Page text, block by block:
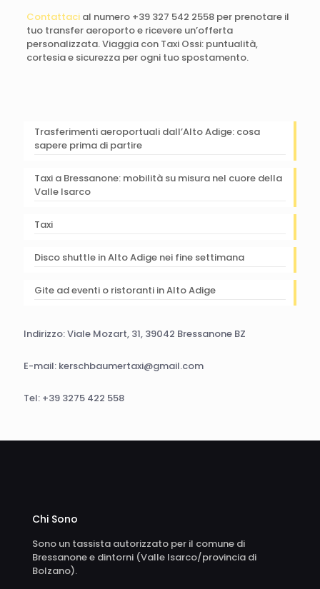
Contattacial numero +39 327 542 2558 per prenotare il
tuo transfer aeroporto e ricevere un’offerta
personalizzata. Viaggia con Taxi Ossi: puntualità,
cortesia e sicurezza per ogni tuo spostamento.
Trasferimenti aeroportuali dall’Alto Adige: cosa
sapere prima di partire
Taxi a Bressanone: mobilità su misura nel cuore della
Valle Isarco
Taxi
Disco shuttle in Alto Adige nei fine settimana
Gite ad eventi o ristoranti in Alto Adige
Indirizzo: Viale Mozart, 31, 39042 Bressanone BZ
E-mail: kerschbaumertaxi@gmail.com
Tel: +39 3275 422 558
Chi Sono
Sono un tassista autorizzato per il comune di
Bressanone e dintorni (Valle Isarco/provincia di
Bolzano).